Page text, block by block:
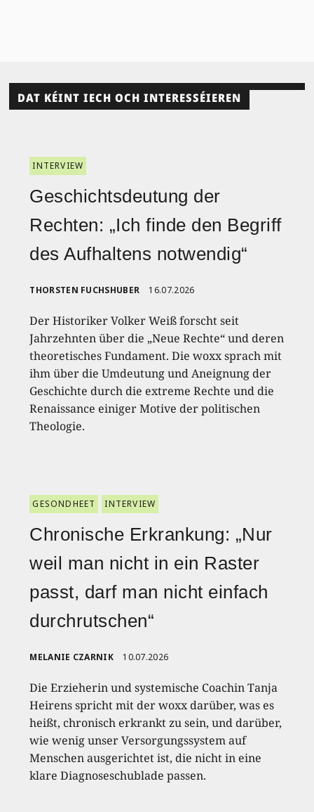
DAT KÉINT IECH OCH INTERESSÉIEREN
INTERVIEW
Geschichtsdeutung der
Rechten: „Ich finde den Begriff
des Aufhaltens notwendig“
THORSTEN FUCHSHUBER 16.07.2026
Der Historiker Volker Weiß forscht seit
Jahrzehnten über die „Neue Rechte“ und deren
theoretisches Fundament. Die woxx sprach mit
ihm über die Umdeutung und Aneignung der
Geschichte durch die extreme Rechte und die
Renaissance einiger Motive der politischen
Theologie.
GESONDHEET INTERVIEW
Chronische Erkrankung: „Nur
weil man nicht in ein Raster
passt, darf man nicht einfach
durchrutschen“
MELANIE CZARNIK 10.07.2026
Die Erzieherin und systemische Coachin Tanja
Heirens spricht mit der woxx darüber, was es
heißt, chronisch erkrankt zu sein, und darüber,
wie wenig unser Versorgungssystem auf
Menschen ausgerichtet ist, die nicht in eine
klare Diagnoseschublade passen.